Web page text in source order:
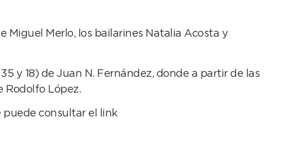
Miguel Merlo, los bailarines Natalia Acosta y
y 18) de Juan N. Fernández, donde a partir de las
Rodolfo López.
puede consultar el link